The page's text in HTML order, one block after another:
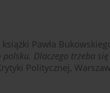
Pawła
Dlaczego trzeba
Politycznej,